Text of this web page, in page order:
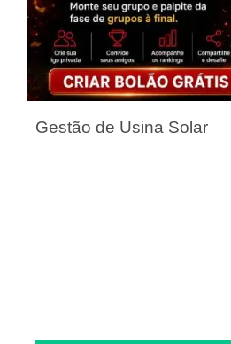
Gestão de Usina Solar